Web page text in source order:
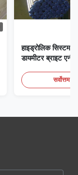
हाइड्रोलिक सिस्टम
डायमीटर ब्राइट
सर्वोत्तम